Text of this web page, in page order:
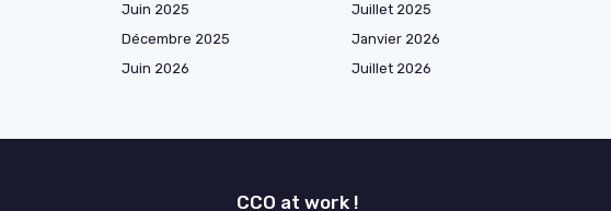
Juin 2025
Juillet 2025
Décembre 2025
Janvier 2026
Juin 2026
Juillet 2026
CCO at work !